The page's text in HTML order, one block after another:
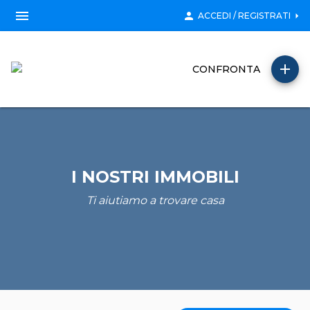
menu person ACCEDI / REGISTRATI arrow_right
CONFRONTA add
I NOSTRI IMMOBILI
Ti aiutiamo a trovare casa